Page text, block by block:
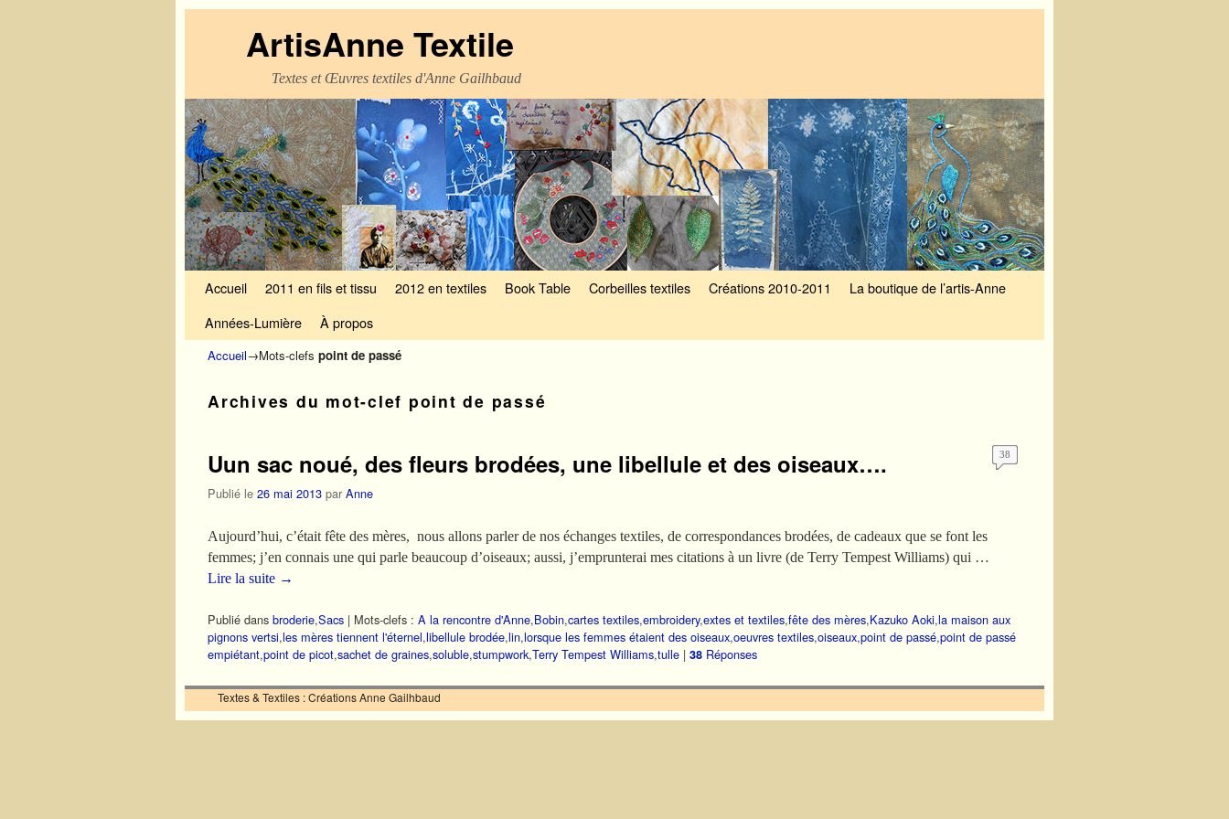
ArtisAnne Textile
Textes et Œuvres textiles d'Anne Gailhbaud
Accueil 2011 en fils et tissu 2012 en textiles Book Table Corbeilles textiles Créations 2010-2011
La boutique de l’artis-Anne
Années-Lumière
À propos
Accueil→Mots-clefs point de passé
Archives du mot-clef point de passé
Uun sac noué, des fleurs brodées, une libellule et des oiseaux….
Publié le 26 mai 2013 par Anne
38
Aujourd’hui, c’était fête des mères, nous allons parler de nos échanges textiles, de correspondances brodées, de cadeaux que se font les
femmes; j’en connais une qui parle beaucoup d’oiseaux; aussi, j’emprunterai mes citations à un livre (de Terry Tempest Williams) qui …
Lire la suite →
Publié dans broderie,Sacs | Mots-clefs : A la rencontre d'Anne,Bobin,cartes textiles,embroidery,extes et textiles,fête des mères,Kazuko Aoki,la maison aux
pignons vertsi,les mères tiennent l'éternel,libellule brodée,lin,lorsque les femmes étaient des oiseaux,oeuvres textiles,oiseaux,point de passé,point de passé
empiétant,point de picot,sachet de graines,soluble,stumpwork,Terry Tempest Williams,tulle | 38 Réponses
Textes & Textiles : Créations Anne Gailhbaud